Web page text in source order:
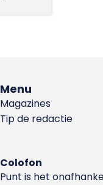
Menu
Magazines
Tip de redactie
Colofon
Punt is het